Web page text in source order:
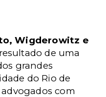
Wigderowitz e
de uma
grandes
do Rio de
com